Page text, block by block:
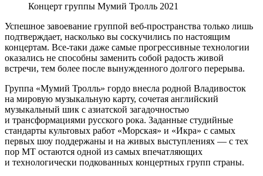
Концерт группы Мумий Тролль 2021
Успешное завоевание группой веб-пространства только лишь
подтверждает, насколько вы соскучились по настоящим
концертам. Все-таки даже самые прогрессивные технологии
оказались не способны заменить собой радость живой
встречи, тем более после вынужденного долгого перерыва.
Группа «Мумий Тролль» гордо внесла родной Владивосток
на мировую музыкальную карту, сочетая английский
музыкальный шик с азиатской загадочностью
и трансформациями русского рока. Заданные студийные
стандарты культовых работ «Морская» и «Икра» с самых
первых шоу поддержаны и на живых выступлениях — с тех
пор МТ остаются одной из самых впечатляющих
и технологически подкованных концертных групп страны.